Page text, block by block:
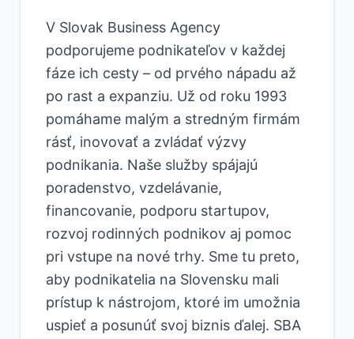
V Slovak Business Agency
podporujeme podnikateľov v každej
fáze ich cesty – od prvého nápadu až
po rast a expanziu. Už od roku 1993
pomáhame malým a stredným firmám
rásť, inovovať a zvládať výzvy
podnikania. Naše služby spájajú
poradenstvo, vzdelávanie,
financovanie, podporu startupov,
rozvoj rodinných podnikov aj pomoc
pri vstupe na nové trhy. Sme tu preto,
aby podnikatelia na Slovensku mali
prístup k nástrojom, ktoré im umožnia
uspieť a posunúť svoj biznis ďalej. SBA